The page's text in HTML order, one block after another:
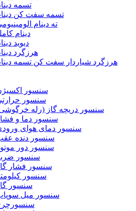
تسمه
تسمه سفت کن
ته دینام
دینام
دیوید
هرزگرد
هرزگرد شیاردار سفت کن تسمه
سنسور
سنسور
سنسور دریچه گاز (رله
سنسور دما و
سنسور دمای هوای
سنسور دنده
سنسور دور
سنسور
سنسور فشار
سنسور
سنسور
سنسور میل